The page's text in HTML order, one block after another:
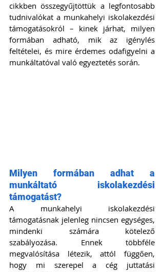
cikkben összegyűjtöttük a legfontosabb
tudnivalókat a munkahelyi iskolakezdési
támogatásokról – kinek járhat, milyen
formában adható, mik az igénylés
feltételei, és mire érdemes odafigyelni a
munkáltatóval való egyeztetés során.
Milyen formában adhat a
munkáltató iskolakezdési
támogatást?
A munkahelyi iskolakezdési
támogatásnak jelenleg nincsen egységes,
mindenki számára kötelező
szabályozása. Ennek többféle
megvalósítása létezik, attól függően,
hogy mi szerepel a cég juttatási